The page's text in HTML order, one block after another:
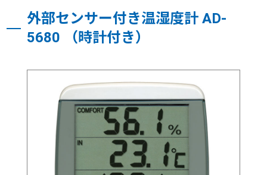
外部センサー付き温湿度計 AD-
5680 （時計付き）